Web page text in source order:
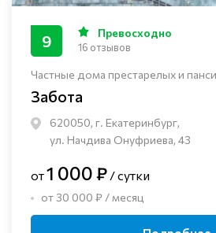
Частные дома престарелых и
Забота
620050, г. Екатеринбург,
ул. Начдива Онуфриева, 43
9 Превосходно
16 отзывов
от1 000 ₽ / сутки
от 30 000 ₽ / месяц